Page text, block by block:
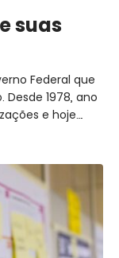
suas
Federal que
1978, ano
e hoje